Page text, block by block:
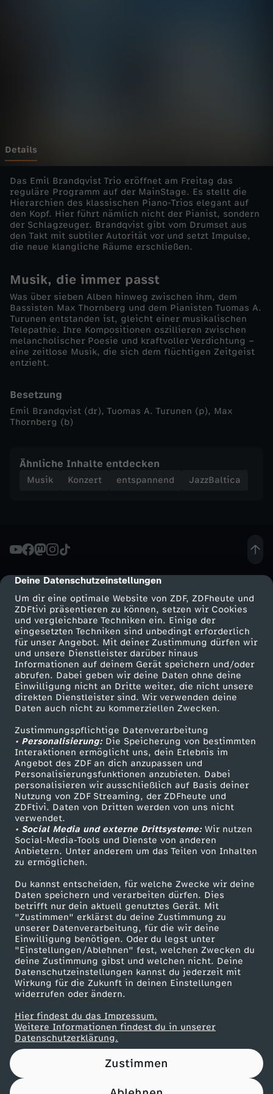
cmp-dialog-description
Deine Datenschutzeinstellungen
Um dir eine optimale Website von ZDF, ZDFheute und
ZDFtivi präsentieren zu können, setzen wir Cookies
und vergleichbare Techniken ein. Einige der
eingesetzten Techniken sind unbedingt erforderlich
für unser Angebot. Mit deiner Zustimmung dürfen wir
und unsere Dienstleister darüber hinaus
Informationen auf deinem Gerät speichern und/oder
abrufen. Dabei geben wir deine Daten ohne deine
Einwilligung nicht an Dritte weiter, die nicht unsere
direkten Dienstleister sind. Wir verwenden deine
Daten auch nicht zu kommerziellen Zwecken.
Zustimmungspflichtige Datenverarbeitung
• Personalisierung:Die Speicherung von bestimmten
Interaktionen ermöglicht uns, dein Erlebnis im
Angebot des ZDF an dich anzupassen und
Personalisierungsfunktionen anzubieten. Dabei
personalisieren wir ausschließlich auf Basis deiner
Nutzung von ZDF Streaming, der ZDFheute und
ZDFtivi. Daten von Dritten werden von uns nicht
verwendet.
• Social Media und externe Drittsysteme:Wir nutzen
Social-Media-Tools und Dienste von anderen
Anbietern. Unter anderem um das Teilen von Inhalten
zu ermöglichen.
Du kannst entscheiden, für welche Zwecke wir deine
Daten speichern und verarbeiten dürfen. Dies
betrifft nur dein aktuell genutztes Gerät. Mit
"Zustimmen" erklärst du deine Zustimmung zu
unserer Datenverarbeitung, für die wir deine
Einwilligung benötigen. Oder du legst unter
"Einstellungen/Ablehnen" fest, welchen Zwecken du
deine Zustimmung gibst und welchen nicht. Deine
Datenschutzeinstellungen kannst du jederzeit mit
Wirkung für die Zukunft in deinen Einstellungen
widerrufen oder ändern.
Hier findest du das Impressum.
Weitere Informationen findest du in unserer
Datenschutzerklärung.
Zustimmen
E
m
i
l
B
r
a
n
d
q
i
r
i
o
Details
Das Emil Brandqvist Trio eröffnet am Freitag das
reguläre Programm auf der MainStage. Es stellt die
Hierarchien des klassischen Piano-Trios elegant auf
den Kopf. Hier führt nämlich nicht der Pianist, sondern
der Schlagzeuger. Brandqvist gibt vom Drumset aus
den Takt mit subtiler Autorität vor und setzt Impulse,
die neue klangliche Räume erschließen.
Musik, die immer passt
Was über sieben Alben hinweg zwischen ihm, dem
Bassisten Max Thornberg und dem Pianisten Tuomas A.
Turunen entstanden ist, gleicht einer musikalischen
Telepathie. Ihre Kompositionen oszillieren zwischen
melancholischer Poesie und kraftvoller Verdichtung –
eine zeitlose Musik, die sich dem flüchtigen Zeitgeist
entzieht.
Besetzung
Emil Brandqvist (dr), Tuomas A. Turunen (p), Max
Thornberg (b)
Ähnliche Inhalte entdecken
Musik Konzert entspannend JazzBaltica
Mehr ZDF
ZDF-Apps
Smart TV
ZDFtext
Livestreams
Sendungen A-Z
TV-Programm
Service
ZDFmitreden
Kontakt zum ZDF
Tickets
Zuschauerservice
Hilfe
ZDF Unternehmen
Karriere
ZDF goes Schule
Werbefernsehen
Mainzelmännchen
Partner